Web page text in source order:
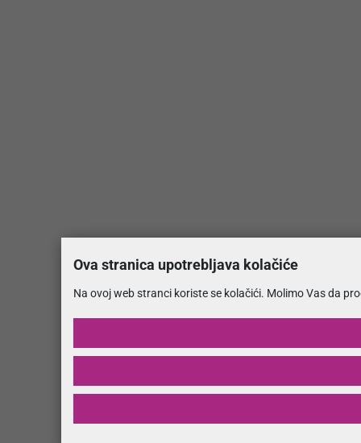
Ova stranica upotrebljava kolačiće
Na ovoj web stranci koriste se kolačići. Molimo Vas da